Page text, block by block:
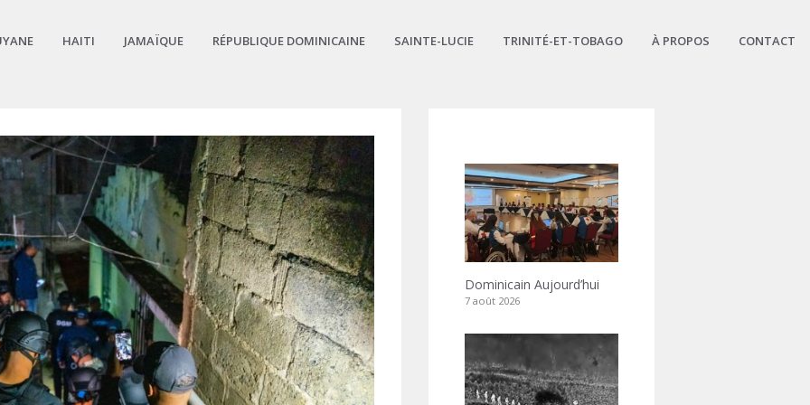
HAITI JAMAÏQUE RÉPUBLIQUE DOMINICAINE SAINTE-LUCIE TRINITÉ-ET-TOBAGO À PROPOS CONTACT
Dominicain Aujourd’hui
7 août 2026